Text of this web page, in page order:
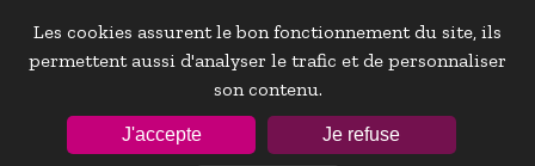
Les cookies assurent le bon fonctionnement du site, ils
permettent aussi d'analyser le trafic et de personnaliser
son contenu.
J'accepte Je refuse